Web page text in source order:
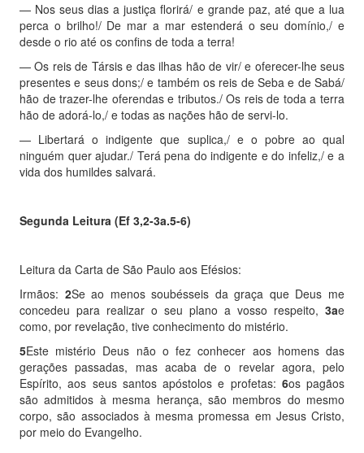
— Nos seus dias a justiça florirá/ e grande paz, até que a lua
perca o brilho!/ De mar a mar estenderá o seu domínio,/ e
desde o rio até os confins de toda a terra!
— Os reis de Társis e das ilhas hão de vir/ e oferecer-lhe seus
presentes e seus dons;/ e também os reis de Seba e de Sabá/
hão de trazer-lhe oferendas e tributos./ Os reis de toda a terra
hão de adorá-lo,/ e todas as nações hão de servi-lo.
— Libertará o indigente que suplica,/ e o pobre ao qual
ninguém quer ajudar./ Terá pena do indigente e do infeliz,/ e a
vida dos humildes salvará.
Segunda Leitura (Ef 3,2-3a.5-6)
Leitura da Carta de São Paulo aos Efésios:
Irmãos: 2Se ao menos soubésseis da graça que Deus me
concedeu para realizar o seu plano a vosso respeito, 3ae
como, por revelação, tive conhecimento do mistério.
5Este mistério Deus não o fez conhecer aos homens das
gerações passadas, mas acaba de o revelar agora, pelo
Espírito, aos seus santos apóstolos e profetas: 6os pagãos
são admitidos à mesma herança, são membros do mesmo
corpo, são associados à mesma promessa em Jesus Cristo,
por meio do Evangelho.